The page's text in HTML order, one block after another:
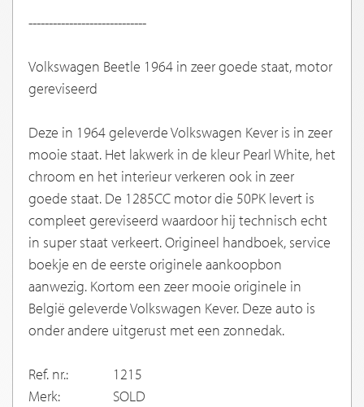
-----------------------------
Volkswagen Beetle 1964 in zeer goede staat, motor
gereviseerd
Deze in 1964 geleverde Volkswagen Kever is in zeer
mooie staat. Het lakwerk in de kleur Pearl White, het
chroom en het interieur verkeren ook in zeer
goede staat. De 1285CC motor die 50PK levert is
compleet gereviseerd waardoor hij technisch echt
in super staat verkeert. Origineel handboek, service
boekje en de eerste originele aankoopbon
aanwezig. Kortom een zeer mooie originele in
België geleverde Volkswagen Kever. Deze auto is
onder andere uitgerust met een zonnedak.
Ref. nr.:
1215
Merk:
SOLD